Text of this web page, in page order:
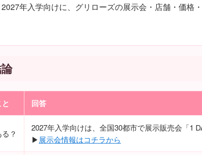
年入学向けに、グリローズの展示会・店舗・価格
回答
？
2027年入学向けは、全国30都市で展示販売会「1
▶展示会情報はコチラから